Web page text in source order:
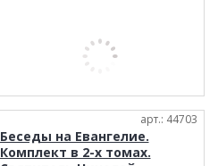
арт.: 44703
Беседы на Евангелие.
Комплект в 2-х томах.